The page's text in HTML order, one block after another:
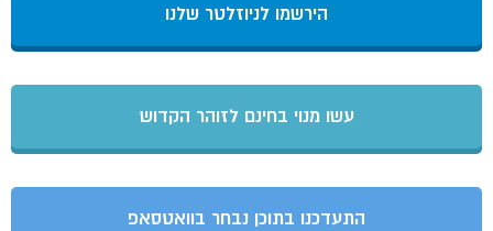
הירשמו לניוזלטר שלנו
עשו מנוי בחינם לזוהר הקדוש
התעדכנו בתוכן נבחר בוואטסאפ